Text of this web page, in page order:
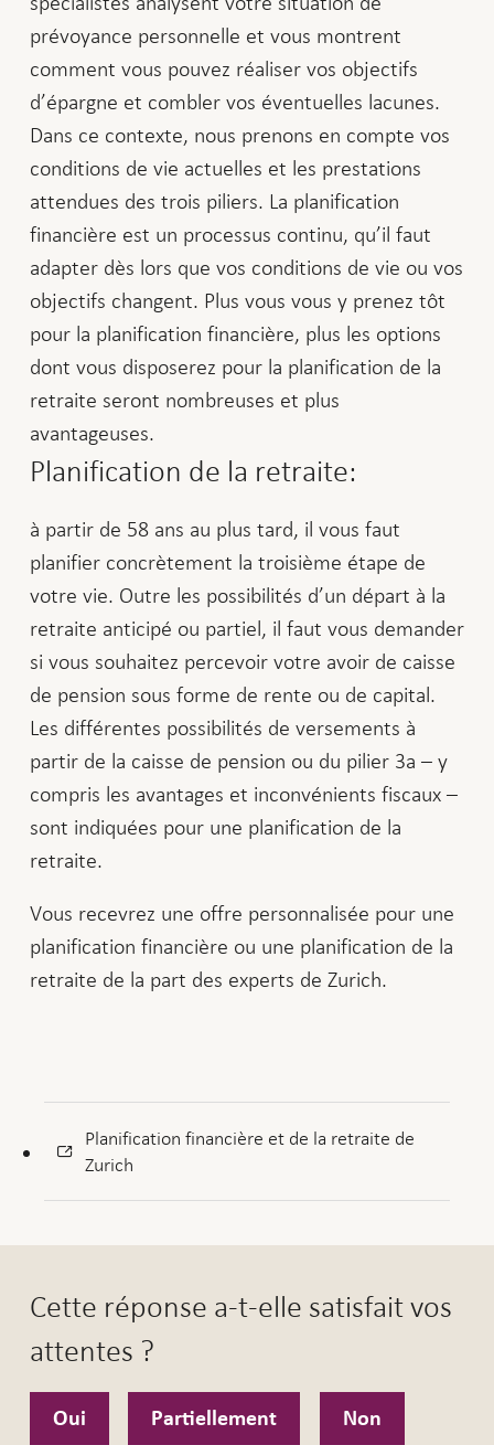
prévoyance personnelle et vous montrent
comment vous pouvez réaliser vos objectifs
d’épargne et combler vos éventuelles lacunes.
Dans ce contexte, nous prenons en compte vos
conditions de vie actuelles et les prestations
attendues des trois piliers. La planification
financière est un processus continu, qu’il faut
adapter dès lors que vos conditions de vie ou vos
objectifs changent. Plus vous vous y prenez tôt
pour la planification financière, plus les options
dont vous disposerez pour la planification de la
retraite seront nombreuses et plus
avantageuses.
Planification de la retraite:
à partir de 58 ans au plus tard, il vous faut
planifier concrètement la troisième étape de
votre vie. Outre les possibilités d’un départ à la
retraite anticipé ou partiel, il faut vous demander
si vous souhaitez percevoir votre avoir de caisse
de pension sous forme de rente ou de capital.
Les différentes possibilités de versements à
partir de la caisse de pension ou du pilier 3a – y
compris les avantages et inconvénients fiscaux –
sont indiquées pour une planification de la
retraite.
Vous recevrez une offre personnalisée pour une
planification financière ou une planification de la
retraite de la part des experts de Zurich.
Planification financière et de la retraite de
Zurich
Cette réponse a-t-elle satisfait vos
attentes ?
Oui Partiellement Non